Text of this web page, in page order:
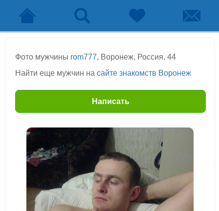
Фото мужчины rom777, Воронеж, Россия, 44
Найти еще мужчин на сайте знакомств Воронеж
Написать